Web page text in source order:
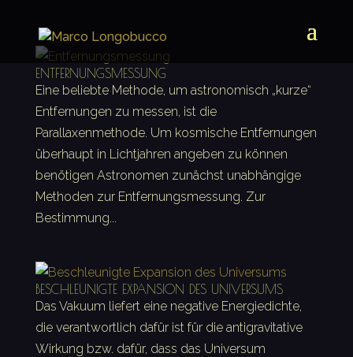
ENTFERNUNGSMESSUNG
Eine beliebte Methode, um astronomisch „kurze“
Entfernungen zu messen, ist die
Parallaxenmethode. Um kosmische Entfernungen
überhaupt in Lichtjahren angeben zu können
benötigen Astronomen zunächst unabhängige
Methoden zur Entfernungsmessung. Zur
Bestimmung...
BESCHLEUNIGTE EXPANSION DES UNIVERSUMS
Das Vakuum liefert eine negative Energiedichte,
die verantwortlich dafür ist für die antigravitative
Wirkung bzw. dafür, dass das Universum